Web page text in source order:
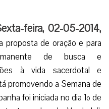
feira, 02-05-2014,
proposta de oração e para
de busca e
à vida sacerdotal e
promovendo a Semana de
foi iniciada no dia 1º de